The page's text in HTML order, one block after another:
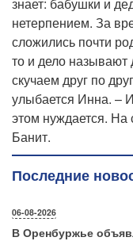
нетерпением. За
сложились почти
то и дело называют
скучаем друг по
улыбается Инна. –
этом нуждается.
Банит.
Последние
06-08-2026
В Оренбуржье